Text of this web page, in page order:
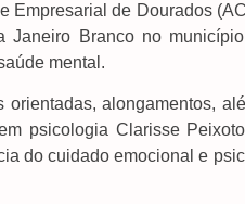
de Dourados
Janeiro Branco no
mental.
alongamentos,
psicologia Clarisse
do cuidado emocional e